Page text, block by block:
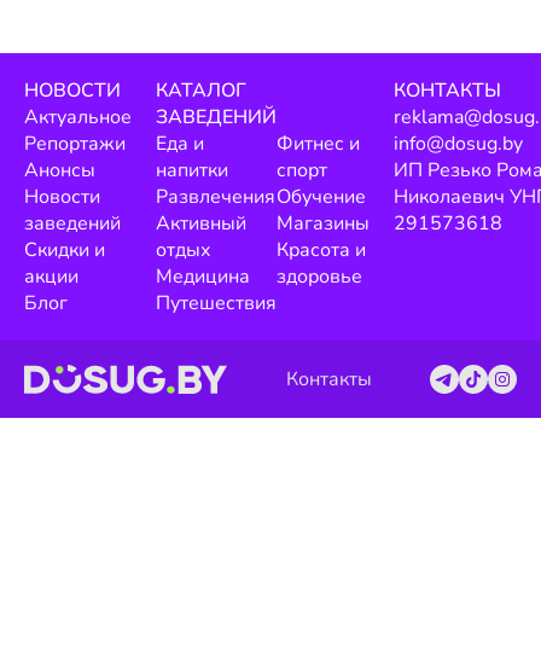
НОВОСТИ
Актуальное
Репортажи
Анонсы
Новости
заведений
Скидки и
акции
Блог
КАТАЛОГ
ЗАВЕДЕНИЙ
Еда и
напитки
Развлечения
Активный
отдых
Медицина
Путешествия
Фитнес и
спорт
Обучение
Магазины
Красота и
здоровье
КОНТАКТЫ
info@dosug.by
ИП Резько
Николаевич
291573618
Контакты